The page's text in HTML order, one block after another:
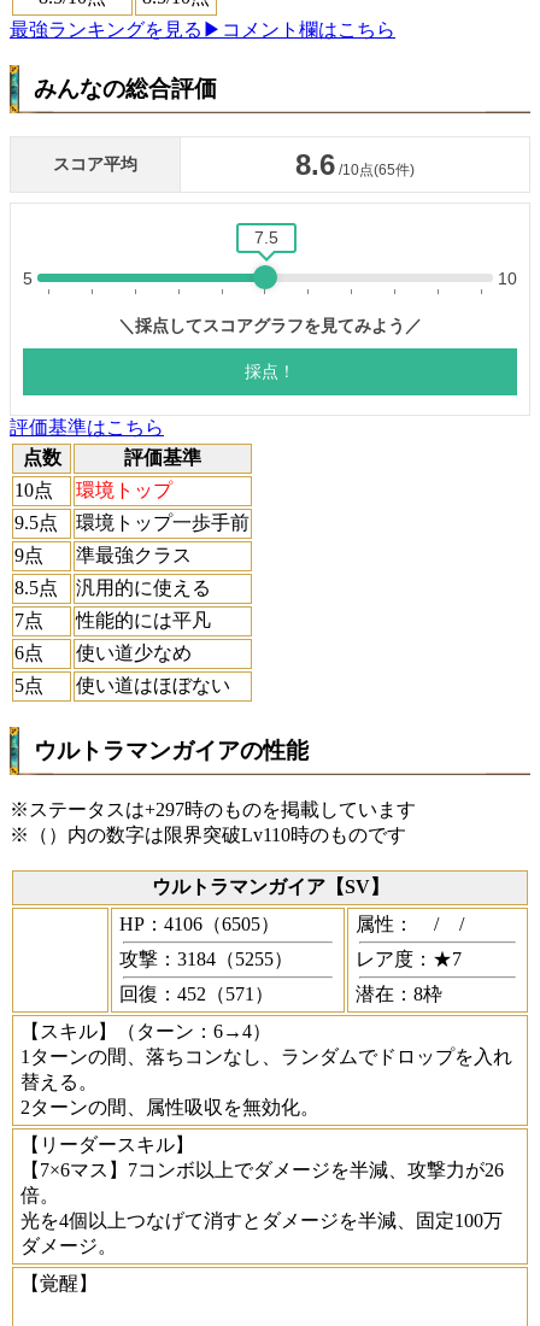
最強ランキングを見る ▶コメント欄はこちら
みんなの総合評価
評価基準はこちら
点数
評価基準
10点
環境トップ
9.5点
環境トップ一歩手前
9点
準最強クラス
8.5点
汎用的に使える
7点
性能的には平凡
6点
使い道少なめ
5点
使い道はほぼない
ウルトラマンガイアの性能
※ステータスは+297時のものを掲載しています
※（）内の数字は限界突破Lv110時のものです
ウルトラマンガイア【SV】
HP：4106（6505）
攻撃：3184（5255）
回復：452（571）
属性： /
/
レア度：★7
潜在：8枠
【スキル】
（ターン：6→4）
1ターンの間、落ちコンなし、ランダムでドロップを入れ
替える。
2ターンの間、属性吸収を無効化。
【リーダースキル】
【7×6マス】7コンボ以上でダメージを半減、攻撃力が26
倍。
光を4個以上つなげて消すとダメージを半減、固定100万
ダメージ。
【覚醒】